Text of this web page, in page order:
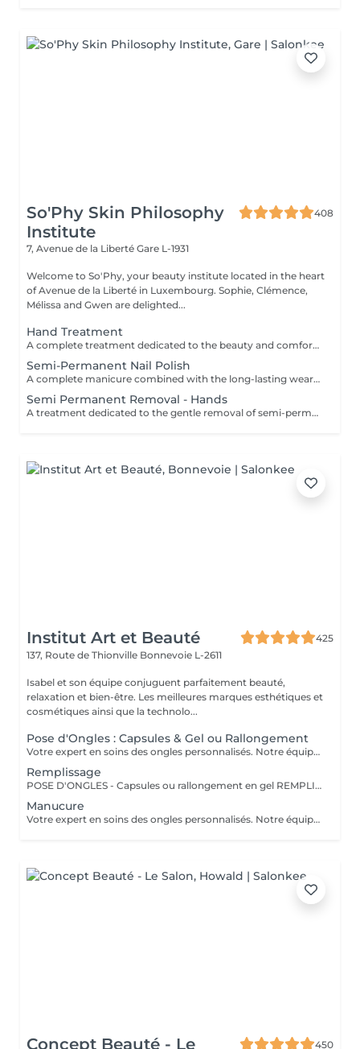
So'Phy Skin Philosophy
Institute
408
7, Avenue de la Liberté Gare L-1931
Welcome to So'Phy, your beauty institute located in the heart
of Avenue de la Liberté in Luxembourg. Sophie, Clémence,
Mélissa and Gwen are delighted...
Hand Treatment
A complete treatment dedicated to the beauty and comfort of the hands. The treatment begins with a gentle exfoliation to refine the skin texture and reveal its natural glow. The hands are then wrapped in a nourishing and hydrating mask for deep care. During this time, the nails are carefully shaped and refined to achieve a clean and harmonious result. The treatment finishes with a relaxing hand massage, providing an immediate feeling of comfort and relaxation. Hands feel softer, the skin is nourished and the nails look perfectly groomed. Classic nail polish is not provided at the institute. However, if you wish, we can apply your own nail polish by selecting the corresponding option.
Semi-Permanent Nail Polish
A complete manicure combined with the long-lasting wear of semi-permanent nail polish. The treatment begins with full nail preparation, including shaping, cuticle care and preparation of the natural nail to ensure a clean and long-lasting result. The semi-permanent polish is then applied to provide a glossy, elegant and durable finish. Nails look neat and refined, with long-lasting wear for several weeks. Ideal for combining beauty, comfort and everyday practicality.
Semi Permanent Removal - Hands
A treatment dedicated to the gentle removal of semi-permanent nail polish, carried out with care to preserve the quality of the natural nail. The removal is followed by nail shaping and cuticle care to restore a clean and well-groomed result. A protective base is then applied to strengthen the nail, completed with a nourishing oil to hydrate and enhance the cuticles. Nails are left clean, cared for and protected. Ideal for taking a break while maintaining healthy nails. This service is only available for semi-permanent nail polish applied at the institute.
Institut Art et Beauté
425
137, Route de Thionville Bonnevoie L-2611
Isabel et son équipe conjuguent parfaitement beauté,
relaxation et bien-être. Les meilleures marques esthétiques et
cosmétiques ainsi que la technolo...
Pose d'Ongles : Capsules & Gel ou Rallongement
Votre expert en soins des ongles personnalisés. Notre équipe de prothésistes ongulaires diplômées vous offre une gamme complète de services pour des ongles magnifiques et durables. Expertise et Professionnalisme : Prothésistes qualifiées et expérimentées : o Isabel o Francesca o Fatima o Deborah o Patricia o Mirza Des produits de haute qualité, aux couleurs variées pour des résultats éclatants et durables. Garantie de beauté et santé de vos ongles. Services adaptés à vos goûts et votre personnalité Capsules pour allonger rapidement vos ongles. Rallongement en Gel : Pour un résultat naturel et durable. Remplissage toute les 3 a 4 semaines pour comble la repousse et préserve l'intégrité de la pose initiale. Manucure Soins et esthétisme pour des ongles en pleine santé et élégants. Nos Techniques Manucure Combinée : Soins complets et embellissement. Vernis Semi-Permanent : Couleur durable sans pose de gel. Chablon ou Capsules : Pose traditionnelle ou look naturel.
Remplissage
POSE D'ONGLES - Capsules ou rallongement en gel REMPLISSAGE MANUCURE Nos prothésistes ongulaire diplômée vous accueille dans notre espace d'esthétique des soins des ongles personnalisés. Nos maîtrisons des méthodes qui sauront vous permettre de garder de beaux ongles durablement avec le stylise en fonction de vos goûts et de votre personnalité : manucure combinée, pose de vernis semi-permanent, remplissage, pose complète au chablon ou capsules. Nos produits à la pointe des tendances, de haute qualité, des couleurs dotées d'une pigmentation multiples.
Manucure
Votre expert en soins des ongles personnalisés. Notre équipe de prothésistes ongulaires diplômées vous offre une gamme complète de services pour des ongles magnifiques et durables. Expertise et Professionnalisme : Prothésistes qualifiées et expérimentées : o Isabel, o Francesca, o Fatima, o Deborah, o Patricia, o Mirza, Des produits de haute qualité, aux couleurs variées pour des résultats éclatants et durables. Garantie de beauté et santé de vos ongles. Services adaptés à vos goûts et votre personnalité Capsules pour allonger rapidement vos ongles. Rallongement en Gel : Pour un résultat naturel et durable. Remplissage toute les 3 a 4 semaines pour comble la repousse et préserve l'intégrité de la pose initiale. Manucure Soins et esthétisme pour des ongles en pleine santé et élégants. Nos Techniques Manucure Combinée : Soins complets et embellissement. Vernis Semi-Permanent : Couleur durable sans pose de gel. Chablon ou Capsules : Pose traditionnelle ou look naturel.
Concept Beauté - Le
450